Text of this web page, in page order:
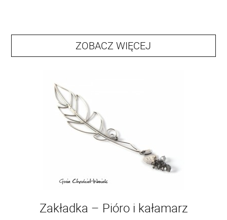
ZOBACZ WIĘCEJ
Zakładka – Pióro i kałamarz